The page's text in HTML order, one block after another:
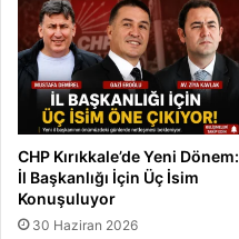
CHP Kırıkkale’de Yeni Dönem:
İl Başkanlığı İçin Üç İsim
Konuşuluyor
30 Haziran 2026